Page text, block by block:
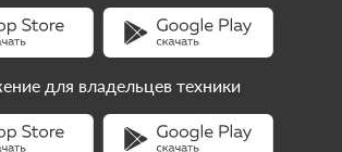
для владельцев техники